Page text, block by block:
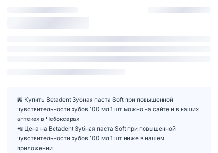
🏪 Купить Betadent Зубная паста Soft при повышенной
чувствительности зубов 100 мл 1 шт можно на сайте и в наших
аптеках в Чебоксарах
📲 Цена на Betadent Зубная паста Soft при повышенной
чувствительности зубов 100 мл 1 шт ниже в нашем
приложении